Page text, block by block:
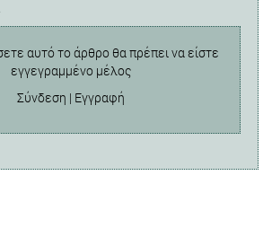
αυτό το άρθρο θα πρέπει να είστε
εγγεγραμμένο μέλος
Σύνδεση | Εγγραφή